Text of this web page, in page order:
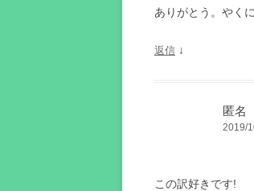
ありがとう。やく
返信 ↓
匿名
2019/
この訳好きです!